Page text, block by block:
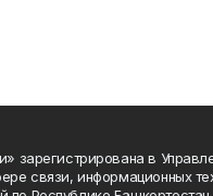
зарегистрирована в
связи, информационных